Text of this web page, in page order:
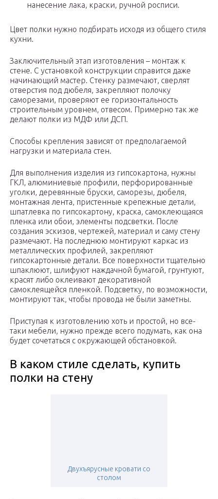
нанесение лака, краски, ручной росписи.
Цвет полки нужно подбирать исходя из общего стиля
кухни.
Заключительный этап изготовления – монтаж к
стене. С установкой конструкции справится даже
начинающий мастер. Стенку размечают, сверлят
отверстия под дюбеля, закрепляют полочку
саморезами, проверяют ее горизонтальность
строительным уровнем, отвесом. Примерно так же
делают полки из МДФ или ДСП.
Способы крепления зависят от предполагаемой
нагрузки и материала стен.
Для выполнения изделия из гипсокартона, нужны
ГКЛ, алюминиевые профили, перфорированные
уголки, деревянные бруски, саморезы, дюбеля,
монтажная лента, пристенные крепежные детали,
шпатлевка по гипсокартону, краска, самоклеющаяся
пленка или обои, элементы подсветки. После
создания эскизов, чертежей, материал и саму стену
размечают. На последнюю монтируют каркас из
металлических профилей, закрепляют
гипсокартонные детали. Все поверхности тщательно
шпаклюют, шлифуют наждачной бумагой, грунтуют,
красят либо оклеивают декоративной
самоклеящейся пленкой. Подсветку, по возможности,
монтируют так, чтобы провода не были заметны.
Приступая к изготовлению хоть и простой, но все-
таки мебели, нужно прежде всего подумать, как она
будет сочетаться с окружающей обстановкой.
В каком стиле сделать, купить
полки на стену
Двухъярусные кровати со
столом